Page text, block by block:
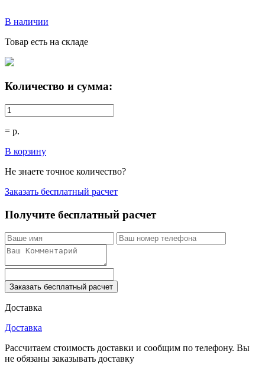
В наличии
Товар есть на складе
Количество и сумма:
= р.
В корзину
Не знаете точное количество?
Заказать бесплатный расчет
Получите бесплатный расчет
Заказать бесплатный расчет
Доставка
Доставка
Рассчитаем стоимость доставки и сообщим по телефону. Вы
не обязаны заказывать доставку